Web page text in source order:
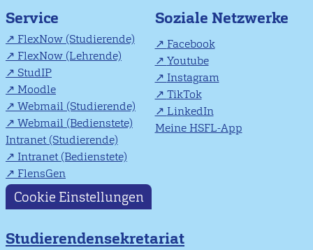
Service
FlexNow (Studierende)
FlexNow (Lehrende)
StudIP
Moodle
Webmail (Studierende)
Webmail (Bedienstete)
Intranet (Studierende)
Intranet (Bedienstete)
FlensGen
Soziale Netzwerke
Facebook
Youtube
Instagram
TikTok
LinkedIn
Meine HSFL-App
Cookie Einstellungen
Studierendensekretariat